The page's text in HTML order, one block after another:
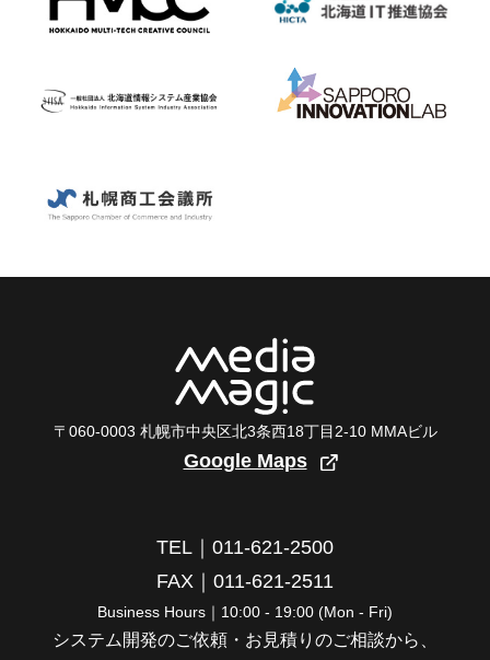
〒060-0003 札幌市中央区北3条西18丁目2-10 MMAビル
Google Maps
TEL｜011-621-2500
FAX｜011-621-2511
Business Hours｜10:00 - 19:00 (Mon - Fri)
システム開発のご依頼・お見積りのご相談から、